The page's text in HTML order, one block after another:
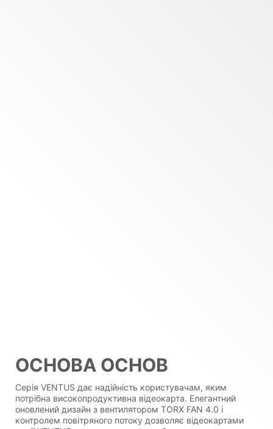
ОСНОВА ОСНОВ
Серія VENTUS дає надійність користувачам, яким
потрібна високопродуктивна відеокарта. Елегантний
оновлений дизайн з вентилятором TORX FAN 4.0 і
контролем повітряного потоку дозволяє відеокартами